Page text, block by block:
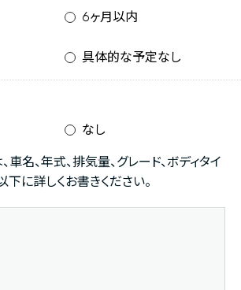
6ヶ月以内
具体的な予定なし
なし
名、年式、排気量、グレード、ボディタイ
下に詳しくお書きください。